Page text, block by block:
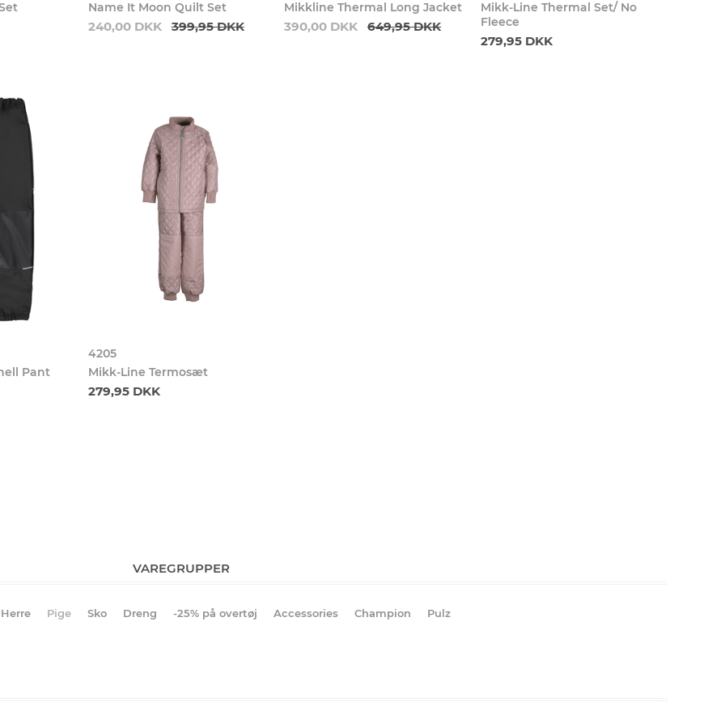
Name It Moon Quilt Set
240,00 DKK 399,95 DKK
Mikkline Thermal Long Jacket
390,00 DKK 649,95 DKK
Mikk-Line Thermal Set/ No
Fleece
279,95 DKK
Pant
4205
Mikk-Line Termosæt
279,95 DKK
VAREGRUPPER
Herre Pige Sko Dreng -25% på overtøj Accessories Champion Pulz